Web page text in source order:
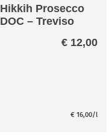
Hikkih Prosecco
DOC – Treviso
€12,00
€ 16,00/l